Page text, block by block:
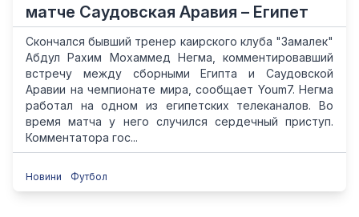
матче Саудовская Аравия – Египет
Скончался бывший тренер каирского клуба "Замалек"
Абдул Рахим Мохаммед Негма, комментировавший
встречу между сборными Египта и Саудовской
Аравии на чемпионате мира, сообщает Youm7. Негма
работал на одном из египетских телеканалов. Во
время матча у него случился сердечный приступ.
Комментатора гос...
Новини Футбол